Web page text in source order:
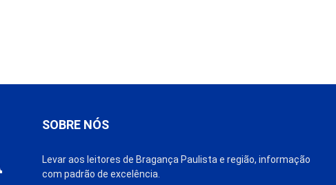
SOBRE NÓS
Levar aos leitores de Bragança Paulista e região, informação
com padrão de excelência.